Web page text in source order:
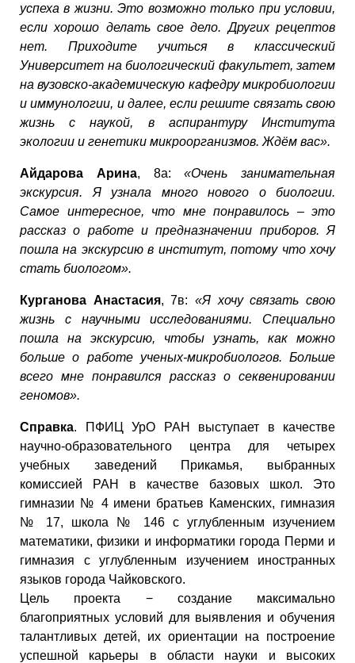
успеха в жизни. Это возможно только при условии,
если хорошо делать свое дело. Других рецептов
нет. Приходите учиться в классический
Университет на биологический факультет, затем
на вузовско-академическую кафедру микробиологии
и иммунологии, и далее, если решите связать свою
жизнь с наукой, в аспирантуру Института
экологии и генетики микроорганизмов. Ждём вас».
Айдарова Арина, 8а:«Очень занимательная
экскурсия. Я узнала много нового о биологии.
Самое интересное, что мне понравилось – это
рассказ о работе и предназначении приборов. Я
пошла на экскурсию в институт, потому что хочу
стать биологом».
Курганова Анастасия, 7в:«Я хочу связать свою
жизнь с научными исследованиями. Специально
пошла на экскурсию, чтобы узнать, как можно
больше о работе ученых-микробиологов. Больше
всего мне понравился рассказ о секвенировании
геномов».
Справка. ПФИЦ УрО РАН выступает в качестве
научно-образовательного центра для четырех
учебных заведений Прикамья, выбранных
комиссией РАН в качестве базовых школ. Это
гимназии № 4 имени братьев Каменских, гимназия
№ 17, школа № 146 с углубленным изучением
математики, физики и информатики города Перми и
гимназия с углубленным изучением иностранных
языков города Чайковского.
Цель проекта − создание максимально
благоприятных условий для выявления и обучения
талантливых детей, их ориентации на построение
успешной карьеры в области науки и высоких